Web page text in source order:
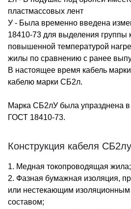
пластмассовых лент
У - Была временно введена
18410-73 для выделения группы
повышенной температурой
жилы по сравнению с ранее
В настоящее время кабель
кабелю марки СБ2л.
Марка СБ2лУ была упразднена
ГОСТ 18410-73.
Конструкция кабеля
1. Медная токопроводящая жила;
2. Фазная бумажная изоляция,
или нестекающим
составом;